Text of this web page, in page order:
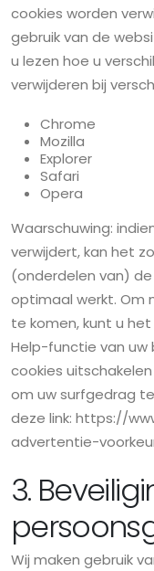
cookies worden
gebruik van de
u lezen hoe u
verwijderen bij
Chrome
Mozilla
Explorer
Safari
Opera
Waarschuwing:
verwijdert, kan het
(onderdelen van)
optimaal werkt. Om
te komen, kunt u
Help-functie van uw
cookies
om uw surfgedrag
deze link: https://
advertentie-
3.
Wij maken gebruik